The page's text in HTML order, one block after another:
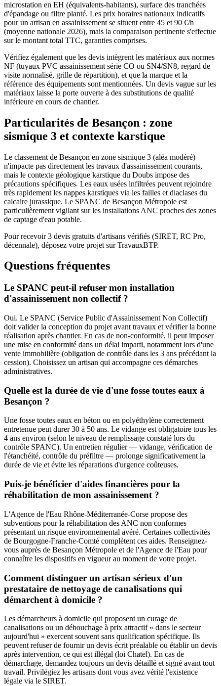
microstation en EH (équivalents-habitants), surface des tranchées
d'épandage ou filtre planté. Les prix horaires nationaux indicatifs
pour un artisan en assainissement se situent entre 45 et 90 €/h
(moyenne nationale 2026), mais la comparaison pertinente s'effectue
sur le montant total TTC, garanties comprises.
Vérifiez également que les devis intègrent les matériaux aux normes
NF (tuyaux PVC assainissement série CO ou SN4/SN8, regard de
visite normalisé, grille de répartition), et que la marque et la
référence des équipements sont mentionnées. Un devis vague sur les
matériaux laisse la porte ouverte à des substitutions de qualité
inférieure en cours de chantier.
Particularités de Besançon : zone
sismique 3 et contexte karstique
Le classement de Besançon en zone sismique 3 (aléa modéré)
n'impacte pas directement les travaux d'assainissement courants,
mais le contexte géologique karstique du Doubs impose des
précautions spécifiques. Les eaux usées infiltrées peuvent rejoindre
très rapidement les nappes karstiques via les failles et diaclases du
calcaire jurassique. Le SPANC de Besançon Métropole est
particulièrement vigilant sur les installations ANC proches des zones
de captage d'eau potable.
Pour recevoir 3 devis gratuits d'artisans vérifiés (SIRET, RC Pro,
décennale), déposez votre projet sur TravauxBTP.
Questions fréquentes
Le SPANC peut-il refuser mon installation
d'assainissement non collectif ?
Oui. Le SPANC (Service Public d'Assainissement Non Collectif)
doit valider la conception du projet avant travaux et vérifier la bonne
réalisation après chantier. En cas de non-conformité, il peut imposer
une mise en conformité dans un délai imparti, notamment lors d'une
vente immobilière (obligation de contrôle dans les 3 ans précédant la
cession). Choisissez un artisan qui accompagne ces démarches
administratives.
Quelle est la durée de vie d'une fosse toutes eaux à
Besançon ?
Une fosse toutes eaux en béton ou en polyéthylène correctement
entretenue peut durer 30 à 50 ans. Le vidange est obligatoire tous les
4 ans environ (selon le niveau de remplissage constaté lors du
contrôle SPANC). Un entretien régulier — vidange, vérification de
l'étanchéité, contrôle du préfiltre — prolonge significativement la
durée de vie et évite les réparations d'urgence coûteuses.
Puis-je bénéficier d'aides financières pour la
réhabilitation de mon assainissement ?
L'Agence de l'Eau Rhône-Méditerranée-Corse propose des
subventions pour la réhabilitation des ANC non conformes
présentant un risque environnemental avéré. Certaines collectivités
de Bourgogne-Franche-Comté complètent ces aides. Renseignez-
vous auprès de Besançon Métropole et de l'Agence de l'Eau pour
connaître les dispositifs en vigueur au moment de votre projet.
Comment distinguer un artisan sérieux d'un
prestataire de nettoyage de canalisations qui
démarchent à domicile ?
Les démarcheurs à domicile qui proposent un curage de
canalisations ou un débouchage à prix attractif « dans le secteur
aujourd'hui » exercent souvent sans qualification spécifique. Ils
peuvent refuser de fournir un devis écrit préalable ou établir un devis
après intervention, ce qui est illégal (loi Chatel). En cas de
démarchage, demandez toujours un devis détaillé et signé avant tout
travail. Privilégiez les artisans dont vous avez vérité l'existence
légale via le SIRET.